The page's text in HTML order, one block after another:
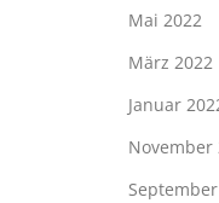
Mai 2022
März 2022
Januar
November
September